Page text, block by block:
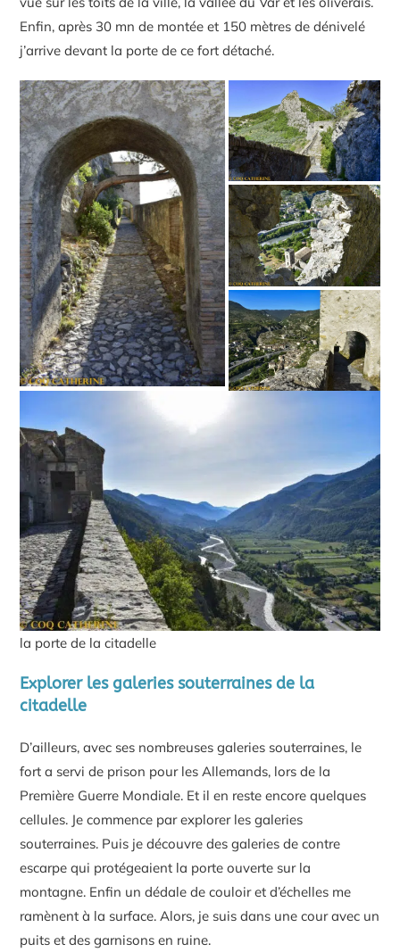
Enfin, après 30 mn de montée et 150 mètres de dénivelé
j’arrive devant la porte de ce fort détaché.
la porte de la citadelle
Explorer les galeries souterraines de la
citadelle
D’ailleurs, avec ses nombreuses galeries souterraines, le
fort a servi de prison pour les Allemands, lors de la
Première Guerre Mondiale. Et il en reste encore quelques
cellules. Je commence par explorer les galeries
souterraines. Puis je découvre des galeries de contre
escarpe qui protégeaient la porte ouverte sur la
montagne. Enfin un dédale de couloir et d’échelles me
ramènent à la surface. Alors, je suis dans une cour avec un
puits et des garnisons en ruine.